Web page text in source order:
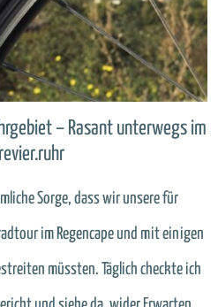
– Rasant unterwegs im
Sorge, dass wir unsere für
im Regencape und mit einigen
müssten. Täglich checkte ich